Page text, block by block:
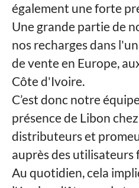
également une forte
Une grande partie de
nos recharges dans
de vente en Europe,
Côte d'Ivoire.
C’est donc notre
présence de Libon
distributeurs et
auprès des utilisateurs
Au quotidien, cela